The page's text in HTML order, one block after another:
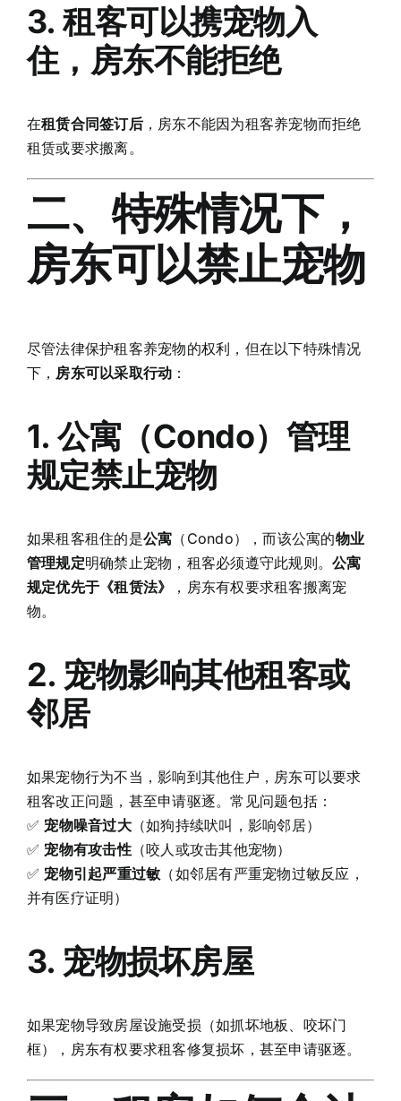
3. 租客可以携宠物入
住，房东不能拒绝
在租赁合同签订后，房东不能因为租客养宠物而拒绝
租赁或要求搬离。
二、特殊情况下，
房东可以禁止宠物
尽管法律保护租客养宠物的权利，但在以下特殊情况
下， 房东可以采取行动 ：
1. 公寓（Condo）管理
规定禁止宠物
如果租客租住的是公寓 （Condo），而该公寓的物业
管理规定明确禁止宠物，租客必须遵守此规则。公寓
规定优先于《租赁法》
，房东有权要求租客搬离宠
物。
2. 宠物影响其他租客或
邻居
如果宠物行为不当，影响到其他住户，房东可以要求
租客改正问题，甚至申请驱逐。常见问题包括：
✅ 宠物噪音过大（如狗持续吠叫，影响邻居）
✅ 宠物有攻击性（咬人或攻击其他宠物）
✅ 宠物引起严重过敏 （如邻居有严重宠物过敏反应，
并有医疗证明）
3. 宠物损坏房屋
如果宠物导致房屋设施受损（如抓坏地板、咬坏门
框），房东有权要求租客修复损坏，甚至申请驱逐。